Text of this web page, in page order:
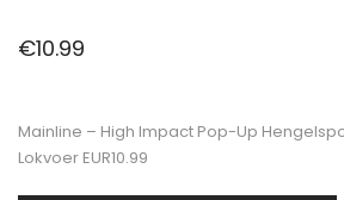
€10.99
Mainline – High Impact Pop-Up
Lokvoer EUR10.99